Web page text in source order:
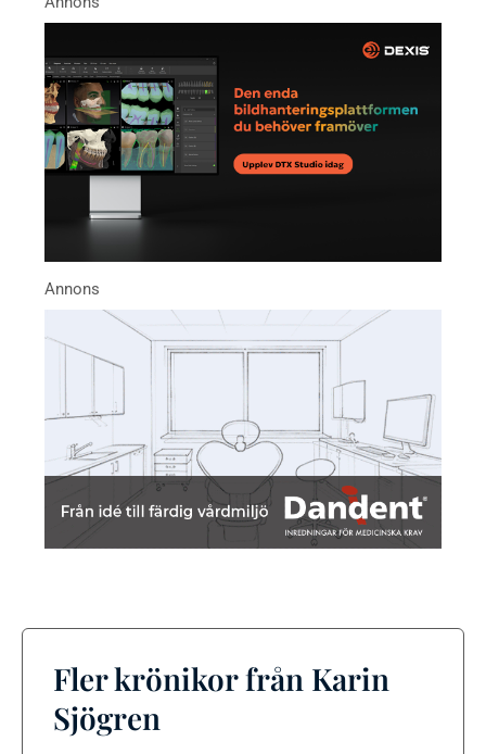
Fler krönikor från Karin
Sjögren